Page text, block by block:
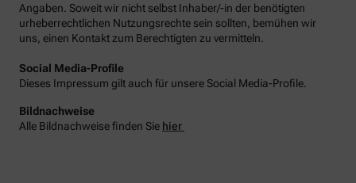
Angaben. Soweit wir nicht selbst Inhaber/-in der benötigten
urheberrechtlichen Nutzungsrechte sein sollten, bemühen wir
uns, einen Kontakt zum Berechtigten zu vermitteln.
Social Media-Profile
Dieses Impressum gilt auch für unsere Social Media-Profile.
Bildnachweise
Alle Bildnachweise finden Sie hier